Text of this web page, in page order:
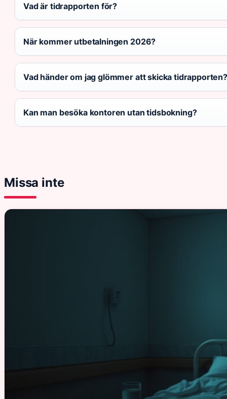
Vad är tidrapporten för?
När kommer utbetalningen 2026?
Vad händer om jag glömmer att skicka tidrapporten?
Kan man besöka kontoren utan tidsbokning?
Missa inte